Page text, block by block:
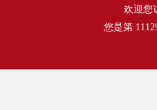
欢迎您
您是第